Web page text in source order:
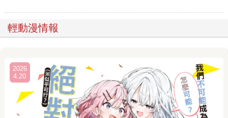
輕動漫情報
2026
4.20